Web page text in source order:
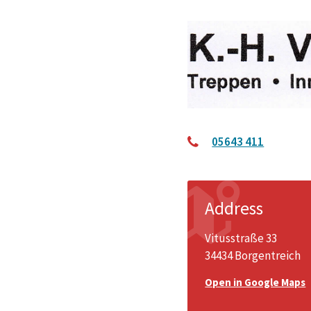
05643 411
Address
Vitusstraße 33
34434 Borgentreich
Open in Google Maps